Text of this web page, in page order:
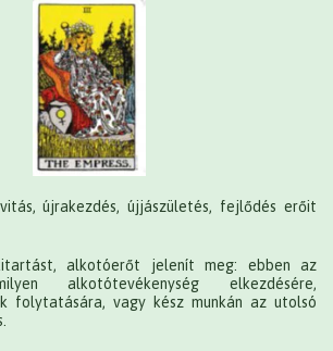
újrakezdés, újjászületés, fejlődés erőit
alkotóerőt jelenít meg: ebben az
alkotótevékenység elkezdésére,
folytatására, vagy kész munkán az utolsó